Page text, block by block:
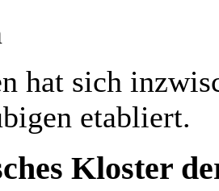
hat sich
etabliert.
Kloster